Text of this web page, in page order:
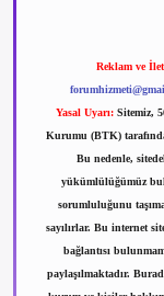
Reklam ve
Yasal Uyarı: Sitemiz,
Kurumu (BTK)
Bu nedenle,
yükümlülüğümüz
sorumluluğunu
sayılırlar. Bu internet
bağlantısı
paylaşılmaktadır.